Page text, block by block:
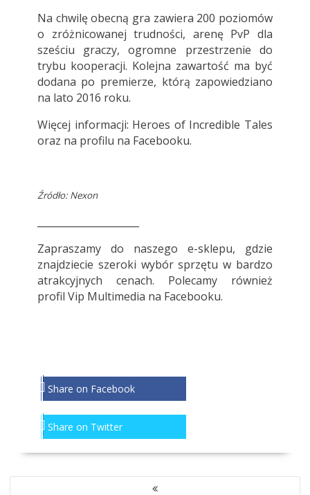
Na chwilę obecną gra zawiera 200 poziomów
o zróżnicowanej trudności, arenę PvP dla
sześciu graczy, ogromne przestrzenie do
trybu kooperacji. Kolejna zawartość ma być
dodana po premierze, którą zapowiedziano
na lato 2016 roku.
Więcej informacji: Heroes of Incredible Tales
oraz na profilu na Facebooku.
Źródło: Nexon
Zapraszamy do naszego e-sklepu, gdzie
znajdziecie szeroki wybór sprzętu w bardzo
atrakcyjnych cenach. Polecamy również
profil Vip Multimedia na Facebooku.
Share on Facebook
Share on Twitter
NAWIGACJA